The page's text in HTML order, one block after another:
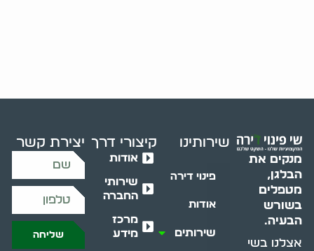
מנקים את
הבלגן,
מטפלים
בשורש
הבעיה.
אצלנו בשי
שירותינו
פינוי דירה
אודות
שירותים
קיצורי דרך
אודות
שירותי
החברה
מרכז
מידע
יצירת קשר
שליחה